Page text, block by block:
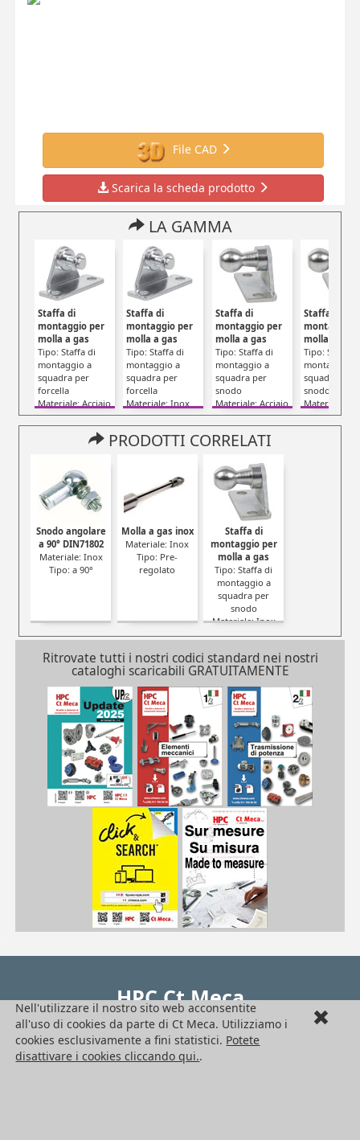
File CAD
Scarica la scheda prodotto
LA GAMMA
Staffa di
montaggio per
molla a gas
Tipo: Staffa di
montaggio a
squadra per
forcella
Materiale: Acciaio
Staffa di
montaggio per
molla a gas
Tipo: Staffa di
montaggio a
squadra per
forcella
Materiale: Inox
Staffa di
montaggio per
molla a gas
Tipo: Staffa di
montaggio a
squadra per
snodo
Materiale: Acciaio
Staffa di
montaggio
molla a gas
Tipo: Staffa
montaggio a
squadra per
snodo
Materiale:
PRODOTTI CORRELATI
Snodo angolare
a 90° DIN71802
Materiale: Inox
Tipo: a 90°
Molla a gas inox
Materiale: Inox
Tipo: Pre-
regolato
Staffa di
montaggio per
molla a gas
Tipo: Staffa di
montaggio a
squadra per
snodo
Materiale: Inox
Ritrovate tutti i nostri codici standard nei nostri
cataloghi scaricabili GRATUITAMENTE
HPC Ct Meca
Seguici !
Ufficio di rappresentanza in Italia
Nell'utilizzare il nostro sito web acconsentite
all'uso di cookies da parte di Ct Meca. Utilizziamo i
cookies esclusivamente a fini statistici. Potete
disattivare i cookies cliccando qui..